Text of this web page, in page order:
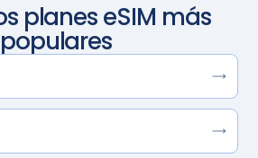
planes eSIM más
populares